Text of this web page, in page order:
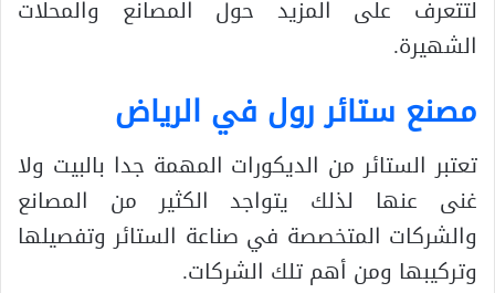
لتتعرف على المزيد حول المصانع والمحلات
الشهيرة.
مصنع ستائر رول في الرياض
تعتبر الستائر من الديكورات المهمة جدا بالبيت ولا
غنى عنها لذلك يتواجد الكثير من المصانع
والشركات المتخصصة في صناعة الستائر وتفصيلها
وتركيبها ومن أهم تلك الشركات.